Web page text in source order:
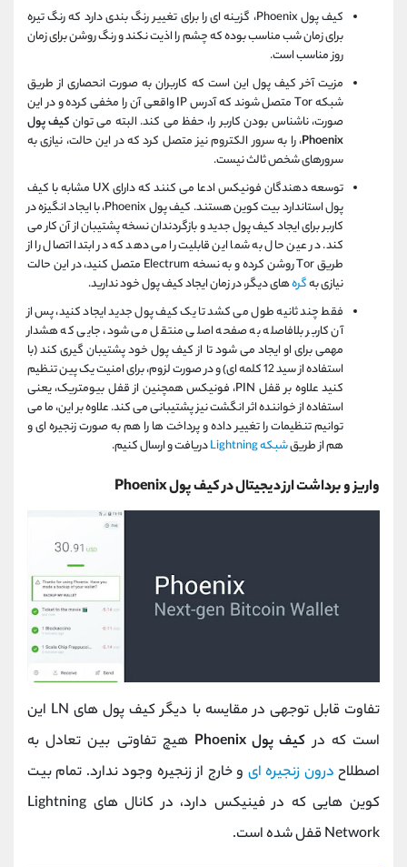
کیف پول Phoenix، گزینه ای را برای تغییر رنگ بندی دارد که رنگ تیره
برای زمان شب مناسب بوده که چشم را اذیت نکند و رنگ روشن برای زمان
روز مناسب است.
مزیت آخر کیف پول این است که کاربران به صورت انحصاری از طریق
شبکه Tor متصل شوند که آدرس IP واقعی آن را مخفی کرده و در این
صورت، ناشناس بودن کاربر را، حفظ می کند. البته می توانکیف پول
Phoenix، را به سرور الکتروم نیز متصل کرد که در این حالت، نیازی به
سرورهای شخص ثالث نیست.
توسعه دهندگان فونیکس ادعا می کنند که دارای UX مشابه با کیف
پول استاندارد بیت کوین هستند. کیف پول Phoenix، با ایجاد انگیزه در
کاربر برای ایجاد کیف پول جدید و بازگردندان نسخه پشتیبان از آن کار می
کند. در عین حال به شما این قابلیت را می دهد که در ابتدا اتصال را از
طریق Tor روشن کرده و به نسخه Electrum متصل کنید، در این حالت
نیازی بهگرههای دیگر، در زمان ایجاد کیف پول خود ندارید.
فقط چند ثانیه طول می کشد تا یک کیف پول جدید ایجاد کنید، پس از
آن کاربر بلافاصله به صفحه اصلی منتقل می شود، جایی که هشدار
مهمی برای او ایجاد می شود تا از کیف پول خود پشتیبان گیری کند (با
استفاده از سید 12 کلمه ای) و در صورت لزوم، برای امنیت یک پین تنظیم
کنید علاوه بر قفل PIN، فونیکس همچنین از قفل بیومتریک، یعنی
استفاده از خواننده اثر انگشت نیز پشتیبانی می کند. علاوه بر این، ما می
توانیم تنظیمات را تغییر داده و پرداخت ها را هم به صورت زنجیره ای و
هم از طریقشبکه Lightning دریافت و ارسال کنیم.
واریز و برداشت ارز دیجیتال در کیف پول Phoenix
تفاوت قابل توجهی در مقایسه با دیگر کیف پول های LN این
است که در کیف پول Phoenix
هیچ تفاوتی بین تعادل به
اصطلاح درون زنجیره ای و خارج از زنجیره وجود ندارد. تمام بیت
کوین هایی که در فینیکس دارد، در کانال های Lightning
Network قفل شده است.